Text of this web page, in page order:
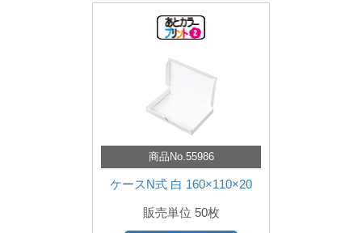
商品No.55986
ケースN式 白 160×110×20
販売単位 50枚